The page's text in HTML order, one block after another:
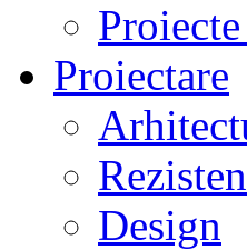
Proiectare
Design